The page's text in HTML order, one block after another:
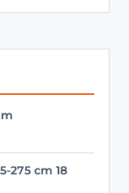
275 cm 18